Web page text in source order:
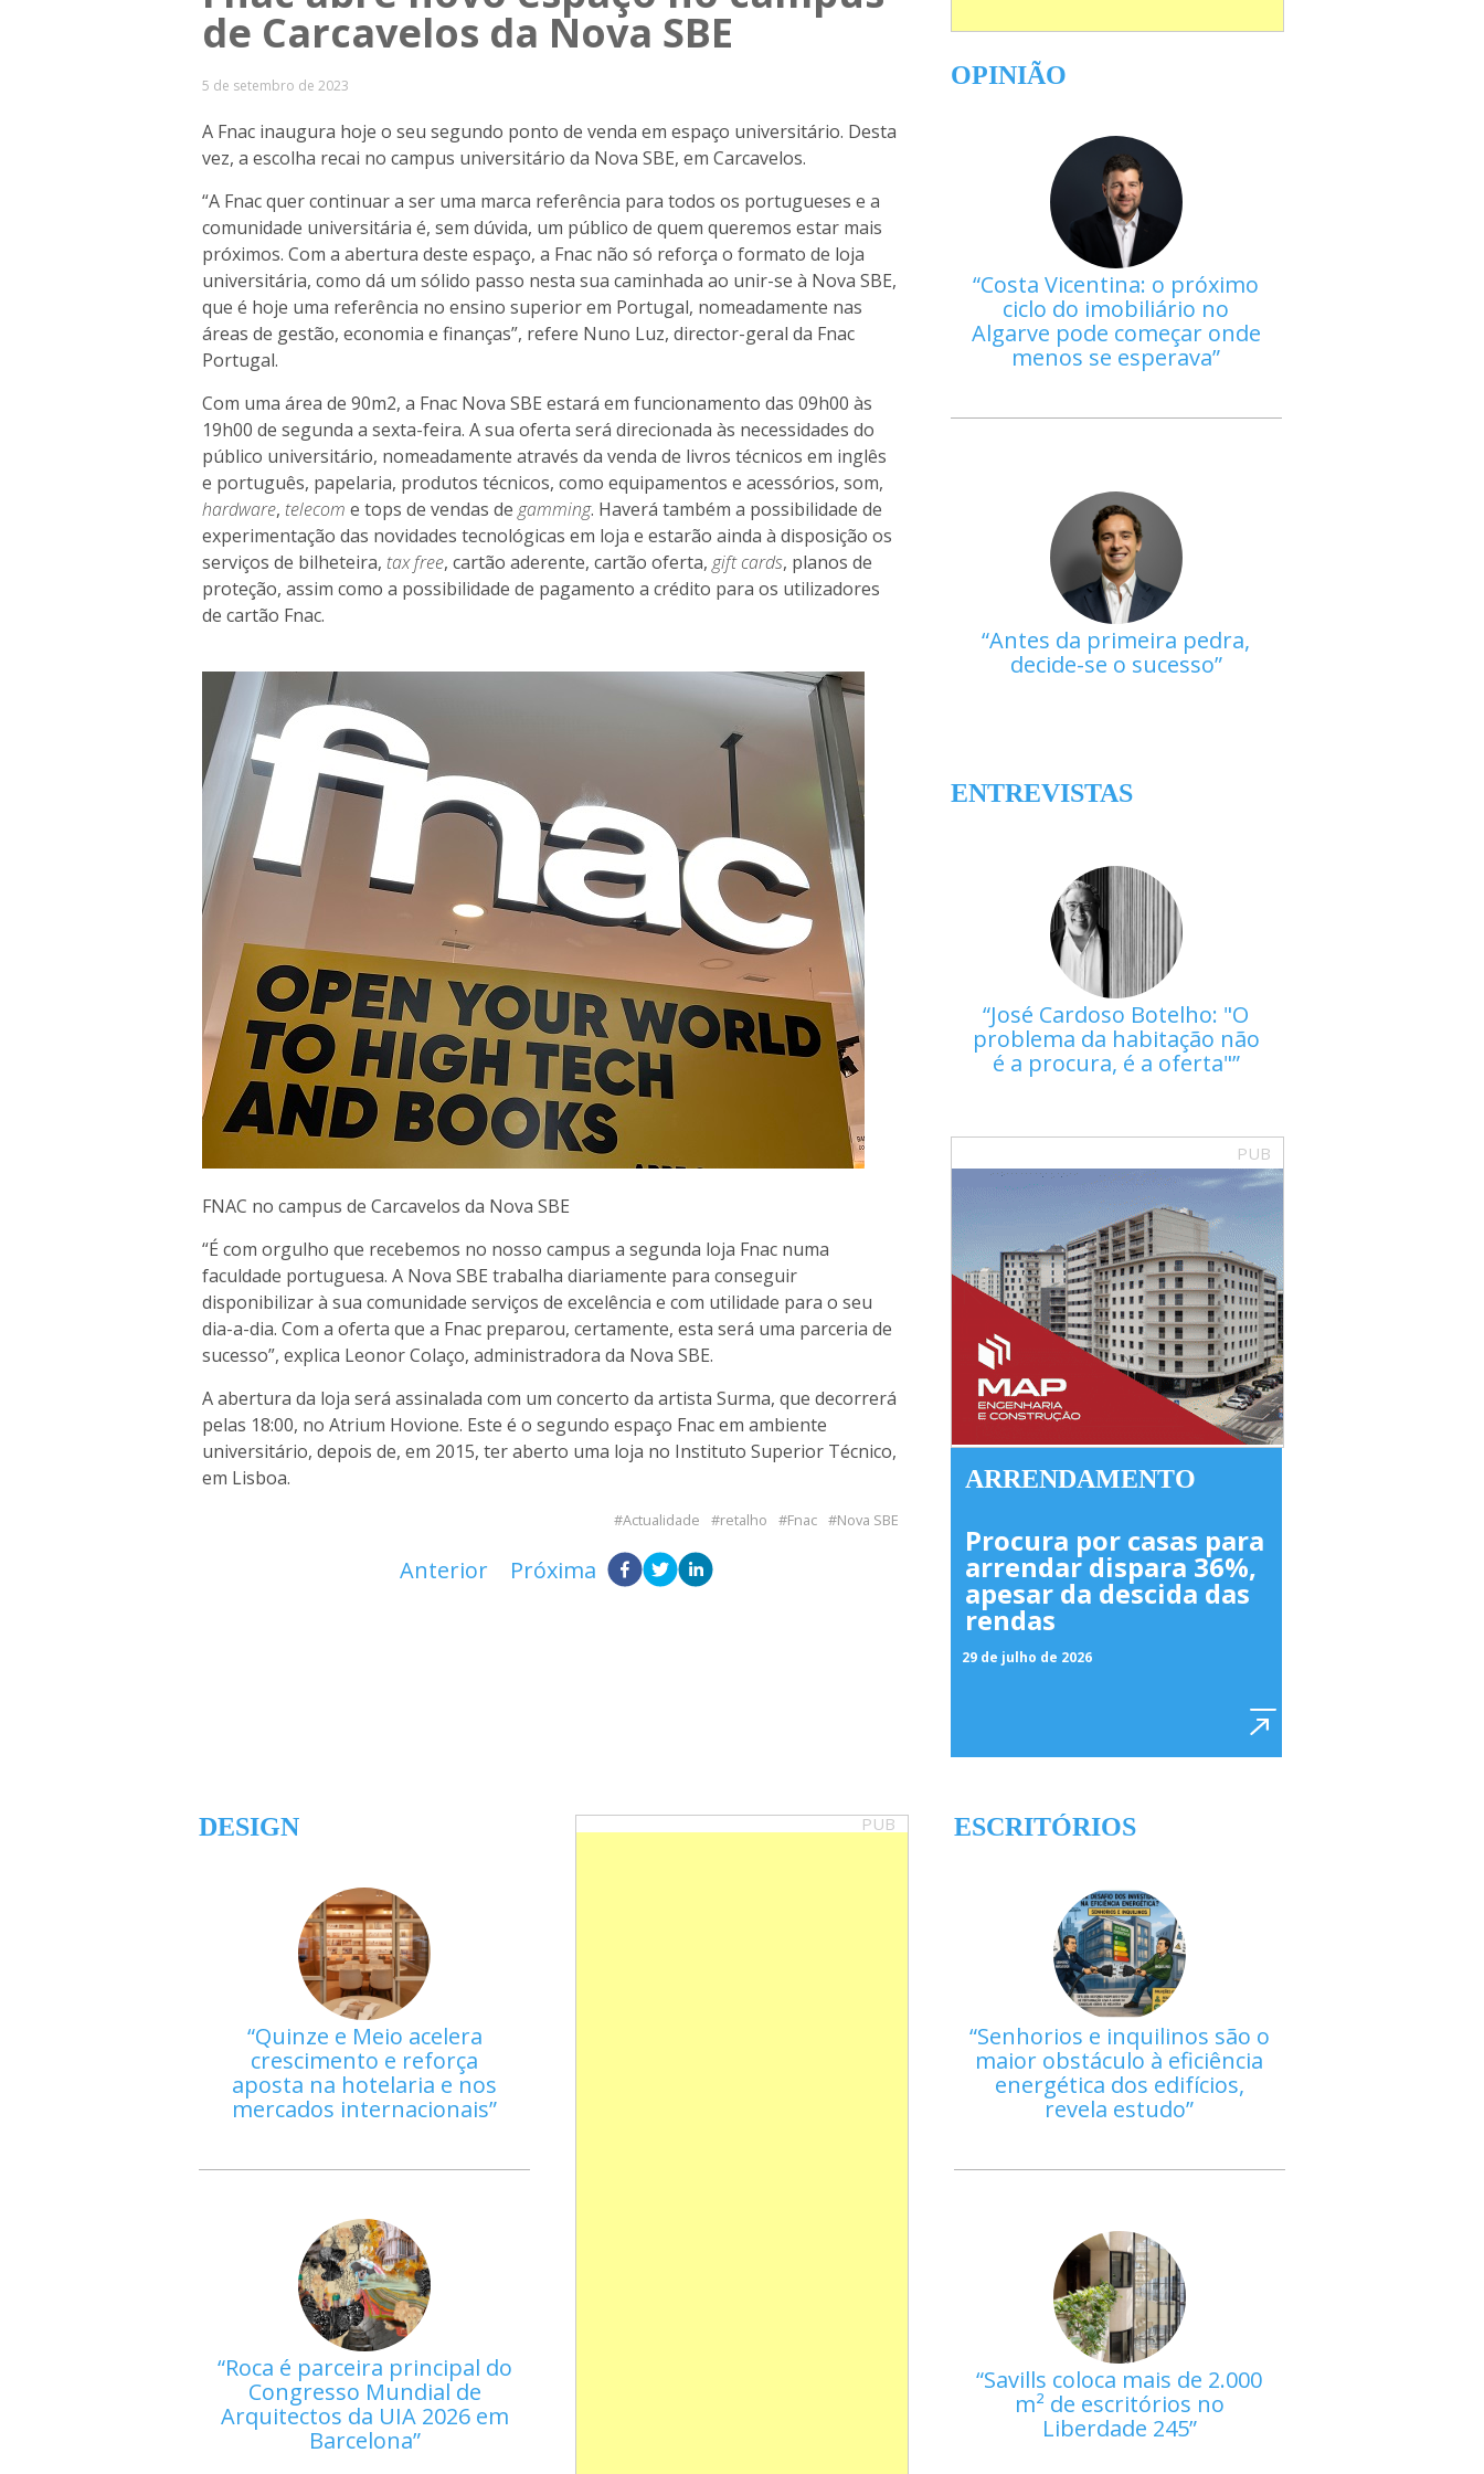
de Carcavelos da Nova SBE
5 de setembro de 2023
A Fnac inaugura hoje o seu segundo ponto de venda em espaço universitário. Desta
vez, a escolha recai no campus universitário da Nova SBE, em Carcavelos.
“A Fnac quer continuar a ser uma marca referência para todos os portugueses e a
comunidade universitária é, sem dúvida, um público de quem queremos estar mais
próximos. Com a abertura deste espaço, a Fnac não só reforça o formato de loja
universitária, como dá um sólido passo nesta sua caminhada ao unir-se à Nova SBE,
que é hoje uma referência no ensino superior em Portugal, nomeadamente nas
áreas de gestão, economia e finanças”, refere Nuno Luz, director-geral da Fnac
Portugal.
Com uma área de 90m2, a Fnac Nova SBE estará em funcionamento das 09h00 às
19h00 de segunda a sexta-feira. A sua oferta será direcionada às necessidades do
público universitário, nomeadamente através da venda de livros técnicos em inglês
e português, papelaria, produtos técnicos, como equipamentos e acessórios, som,
hardware, telecome tops de vendas degamming. Haverá também a possibilidade de
experimentação das novidades tecnológicas em loja e estarão ainda à disposição os
serviços de bilheteira, tax free, cartão aderente, cartão oferta,gift cards, planos de
proteção, assim como a possibilidade de pagamento a crédito para os utilizadores
de cartão Fnac.
FNAC no campus de Carcavelos da Nova SBE
“É com orgulho que recebemos no nosso campus a segunda loja Fnac numa
faculdade portuguesa. A Nova SBE trabalha diariamente para conseguir
disponibilizar à sua comunidade serviços de excelência e com utilidade para o seu
dia-a-dia. Com a oferta que a Fnac preparou, certamente, esta será uma parceria de
sucesso”, explica Leonor Colaço, administradora da Nova SBE.
A abertura da loja será assinalada com um concerto da artista Surma, que decorrerá
pelas 18:00, no Atrium Hovione. Este é o segundo espaço Fnac em ambiente
universitário, depois de, em 2015, ter aberto uma loja no Instituto Superior Técnico,
em Lisboa.
Actualidade retalho Fnac Nova SBE
Anterior Próxima
OPINIÃO
Costa Vicentina: o próximo
ciclo do imobiliário no
Algarve pode começar onde
menos se esperava
Antes da primeira pedra,
decide-se o sucesso
ENTREVISTAS
José Cardoso Botelho: "O
problema da habitação não
é a procura, é a oferta"
PUB
ARRENDAMENTO
Procura por casas para
arrendar dispara 36%,
apesar da descida das
rendas
29 de julho de 2026
DESIGN
Quinze e Meio acelera
crescimento e reforça
aposta na hotelaria e nos
mercados internacionais
Roca é parceira principal do
Congresso Mundial de
Arquitectos da UIA 2026 em
Barcelona
PUB ESCRITÓRIOS
Senhorios e inquilinos são o
maior obstáculo à eficiência
energética dos edifícios,
revela estudo
Savills coloca mais de 2.000
m² de escritórios no
Liberdade 245